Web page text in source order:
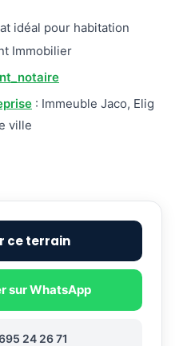
idéal pour habitation
Immobilier
: Immeuble Jaco, Elig
ville
ce terrain
sur WhatsApp
24 26 71